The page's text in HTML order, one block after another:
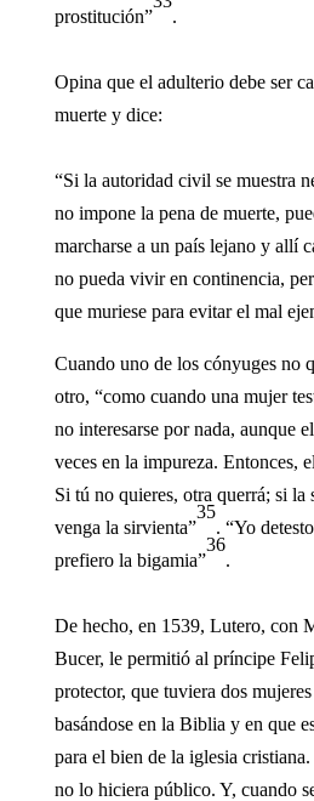
prostitución”
.
Opina que el adulterio debe ser
muerte y dice:
“Si la autoridad civil se muestra
no impone la pena de muerte,
marcharse a un país lejano y allí
no pueda vivir en continencia,
que muriese para evitar el mal
Cuando uno de los cónyuges no
otro, “como cuando una mujer
no interesarse por nada, aunque
veces en la impureza. Entonces,
Si tú no quieres, otra querrá; si la
venga la sirvienta”
35
. “Yo
prefiero la bigamia”
36
.
De hecho, en 1539, Lutero, con
Bucer, le permitió al príncipe
protector, que tuviera dos
basándose en la Biblia y en que
para el bien de la iglesia
no lo hiciera público. Y, cuando